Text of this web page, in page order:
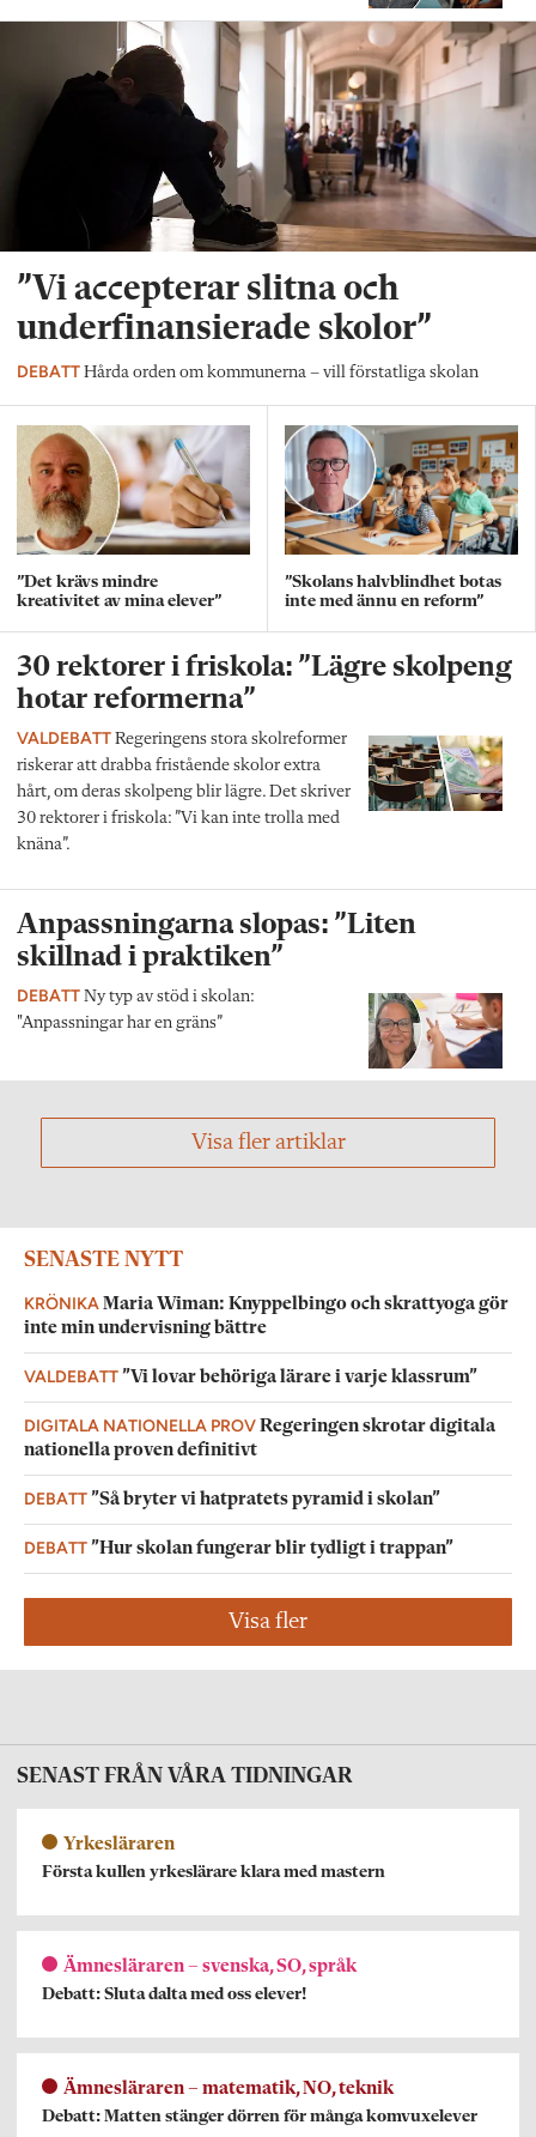
”Vi accepterar slitna och
underfinansierade skolor”
DEBATT Hårda orden om kommunerna – vill förstatliga skolan
”Det krävs mindre
kreativitet av mina elever”
”Skolans halvblindhet botas
inte med ännu en reform”
30 rektorer i friskola: ”Lägre skolpeng
hotar reformerna”
VALDEBATT Regeringens stora skolreformer
riskerar att drabba fristående skolor extra
hårt, om deras skolpeng blir lägre. Det skriver
30 rektorer i friskola: ”Vi kan inte trolla med
knäna”.
Anpassningarna slopas: ”Liten
skillnad i praktiken”
DEBATT Ny typ av stöd i skolan:
"Anpassningar har en gräns”
Visa fler artiklar
SENASTE NYTT
KRÖNIKA Maria Wiman: Knyppelbingo och skrattyoga gör
inte min undervisning bättre
VALDEBATT”Vi lovar behöriga lärare i varje klassrum”
DIGITALA NATIONELLA PROVRegeringen skrotar digitala
nationella proven definitivt
DEBATT”Så bryter vi hatpratets pyramid i skolan”
DEBATT”Hur skolan fungerar blir tydligt i trappan”
Visa fler
SENAST FRÅN VÅRA TIDNINGAR
Yrkesläraren
Första kullen yrkeslärare klara med mastern
Ämnesläraren – svenska, SO, språk
Debatt: Sluta dalta med oss elever!
Ämnesläraren – matematik, NO, teknik
Debatt: Matten stänger dörren för många komvuxelever